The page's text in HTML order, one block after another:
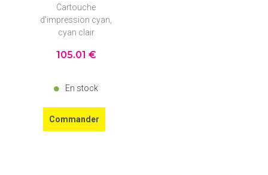
Cartouche
d'impression cyan,
cyan clair
105.01 €
En stock